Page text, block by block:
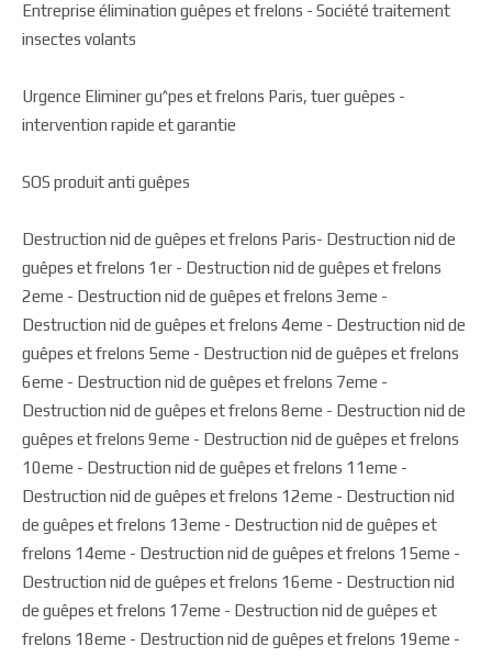
Entreprise élimination guêpes et frelons - Société traitement
insectes volants
Urgence Eliminer gu^pes et frelons Paris, tuer guêpes -
intervention rapide et garantie
SOS produit anti guêpes
Destruction nid de guêpes et frelons Paris- Destruction nid de
guêpes et frelons 1er - Destruction nid de guêpes et frelons
2eme - Destruction nid de guêpes et frelons 3eme -
Destruction nid de guêpes et frelons 4eme - Destruction nid de
guêpes et frelons 5eme - Destruction nid de guêpes et frelons
6eme - Destruction nid de guêpes et frelons 7eme -
Destruction nid de guêpes et frelons 8eme - Destruction nid de
guêpes et frelons 9eme - Destruction nid de guêpes et frelons
10eme - Destruction nid de guêpes et frelons 11eme -
Destruction nid de guêpes et frelons 12eme - Destruction nid
de guêpes et frelons 13eme - Destruction nid de guêpes et
frelons 14eme - Destruction nid de guêpes et frelons 15eme -
Destruction nid de guêpes et frelons 16eme - Destruction nid
de guêpes et frelons 17eme - Destruction nid de guêpes et
frelons 18eme - Destruction nid de guêpes et frelons 19eme -